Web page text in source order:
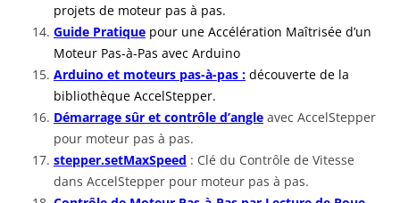
projets de moteur pas à pas.
Guide Pratique pour une Accélération Maîtrisée d’un
Moteur Pas-à-Pas avec Arduino
Arduino et moteurs pas-à-pas : découverte de la
bibliothèque AccelStepper.
Démarrage sûr et contrôle d’angle avec AccelStepper
pour moteur pas à pas.
stepper.setMaxSpeed : Clé du Contrôle de Vitesse
dans AccelStepper pour moteur pas à pas.